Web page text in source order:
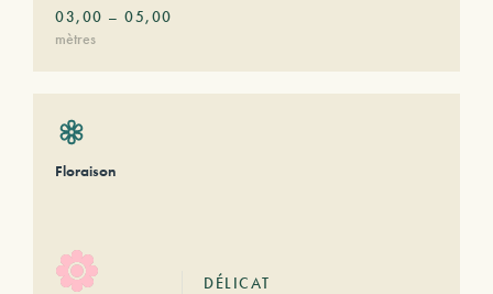
03,00 – 05,00
mètres
Floraison
DÉLICAT